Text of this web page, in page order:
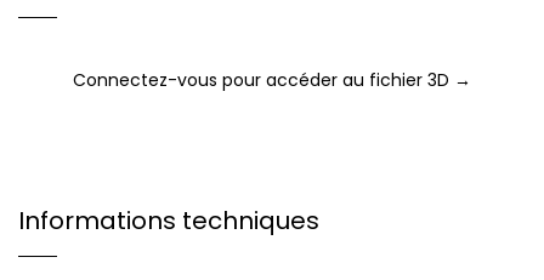
Connectez-vous pour accéder au fichier 3D →
Informations techniques